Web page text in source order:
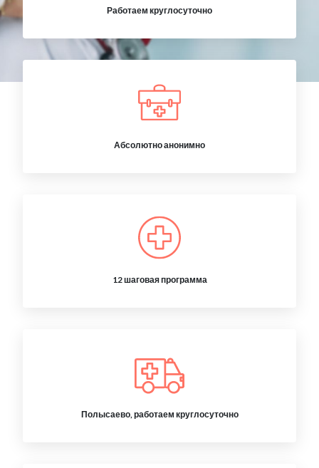
Работаем круглосуточно
Абсолютно анонимно
12 шаговая программа
Полысаево, работаем круглосуточно